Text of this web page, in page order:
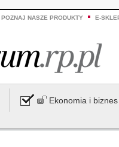
POZNAJ NASZE PRODUKTY E-
Ekonomia i biznes